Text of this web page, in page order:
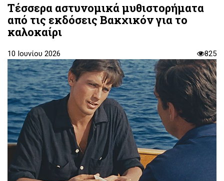
Τέσσερα αστυνομικά μυθιστορήματα
από τις εκδόσεις Βακχικόν για το
καλοκαίρι
10 Ιουνίου 2026 825